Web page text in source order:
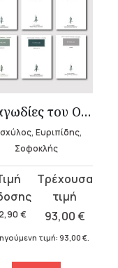
Τραγωδίες του Ομηρικού Κύκλου
Ευριπίδης,
Σοφοκλής
€
€.
93,00€
τιμή: 93,00 €